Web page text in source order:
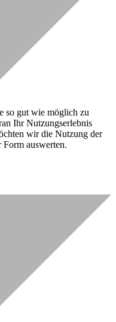
so gut wie möglich zu
Ihr Nutzungserlebnis
wir die Nutzung der
Form auswerten.